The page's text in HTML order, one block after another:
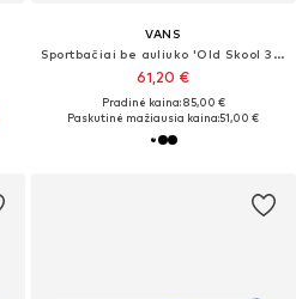
VANS
Sportbačiai be auliuko 'Old Skool 36+'
61,20 €
Pradinė kaina: 85,00 €
Paskutinė mažiausia kaina:51,00 €